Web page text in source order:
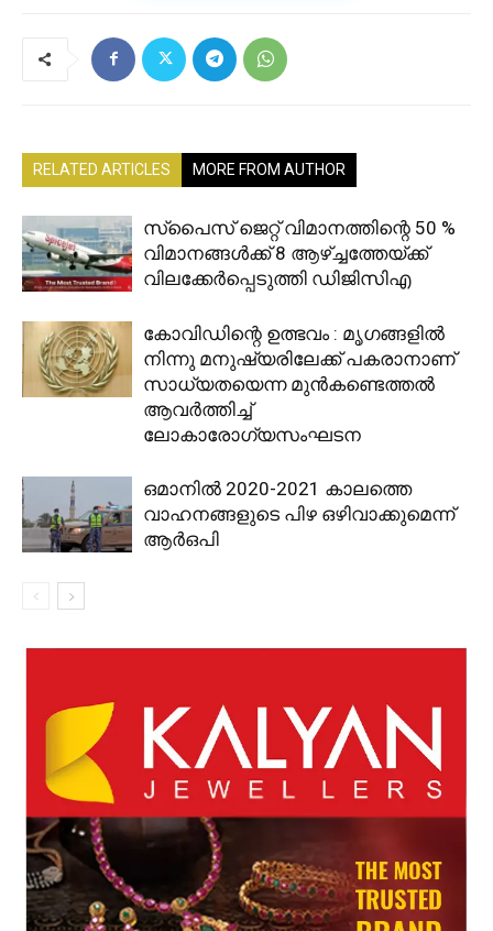
RELATED ARTICLES MORE FROM AUTHOR
സ്‌പൈസ് ജെറ്റ് വിമാനത്തിന്റെ 50 %
വിമാനങ്ങൾക്ക് 8 ആഴ്ച്ചത്തേയ്ക്ക്
വിലക്കേർപ്പെടുത്തി ഡിജിസിഎ
കോവിഡിന്റെ ഉത്ഭവം : മൃഗങ്ങളിൽ
നിന്നു മനുഷ്യരിലേക്ക് പകരാനാണ്
സാധ്യതയെന്ന മുൻകണ്ടെത്തൽ
ആവർത്തിച്ച്
ലോകാരോഗ്യസംഘടന
ഒമാനിൽ 2020-2021 കാലത്തെ
വാഹനങ്ങളുടെ പിഴ ഒഴിവാക്കുമെന്ന്
ആര്‍ഒപി